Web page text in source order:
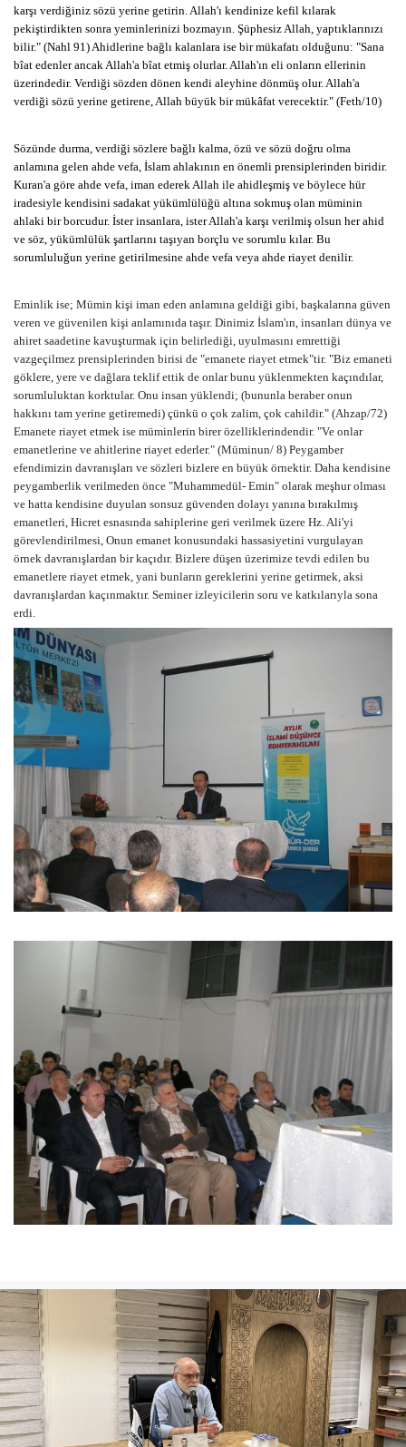
karşı verdiğiniz sözü yerine getirin. Allah'ı kendinize kefil kılarak
pekiştirdikten sonra yeminlerinizi bozmayın. Şüphesiz Allah, yaptıklarınızı
bilir." (Nahl 91) Ahidlerine bağlı kalanlara ise bir mükafatı olduğunu: "Sana
bîat edenler ancak Allah'a bîat etmiş olurlar. Allah'ın eli onların ellerinin
üzerindedir. Verdiği sözden dönen kendi aleyhine dönmüş olur. Allah'a
verdiği sözü yerine getirene, Allah büyük bir mükâfat verecektir." (Feth/10)
Sözünde durma, verdiği sözlere bağlı kalma, özü ve sözü doğru olma
anlamına gelen ahde vefa, İslam ahlakının en önemli prensiplerinden biridir.
Kuran'a göre ahde vefa, iman ederek Allah ile ahidleşmiş ve böylece hür
iradesiyle kendisini sadakat yükümlülüğü altına sokmuş olan müminin
ahlaki bir borcudur. İster insanlara, ister Allah'a karşı verilmiş olsun her ahid
ve söz, yükümlülük şartlarını taşıyan borçlu ve sorumlu kılar. Bu
sorumluluğun yerine getirilmesine ahde vefa veya ahde riayet denilir.
Eminlik ise; Mümin kişi iman eden anlamına geldiği gibi, başkalarına güven
veren ve güvenilen kişi anlamınıda taşır. Dinimiz İslam'ın, insanları dünya ve
ahiret saadetine kavuşturmak için belirlediği, uyulmasını emrettiği
vazgeçilmez prensiplerinden birisi de "emanete riayet etmek"tir. "Biz emaneti
göklere, yere ve dağlara teklif ettik de onlar bunu yüklenmekten kaçındılar,
sorumluluktan korktular. Onu insan yüklendi; (bununla beraber onun
hakkını tam yerine getiremedi) çünkü o çok zalim, çok cahildir." (Ahzap/72)
Emanete riayet etmek ise müminlerin birer özelliklerindendir. "Ve onlar
emanetlerine ve ahitlerine riayet ederler." (Müminun/ 8) Peygamber
efendimizin davranışları ve sözleri bizlere en büyük örnektir. Daha kendisine
peygamberlik verilmeden önce "Muhammedül- Emin" olarak meşhur olması
ve hatta kendisine duyulan sonsuz güvenden dolayı yanına bırakılmış
emanetleri, Hicret esnasında sahiplerine geri verilmek üzere Hz. Ali'yi
görevlendirilmesi, Onun emanet konusundaki hassasiyetini vurgulayan
örnek davranışlardan bir kaçıdır. Bizlere düşen üzerimize tevdi edilen bu
emanetlere riayet etmek, yani bunların gereklerini yerine getirmek, aksi
davranışlardan kaçınmaktır. Seminer izleyicilerin soru ve katkılarıyla sona
erdi.